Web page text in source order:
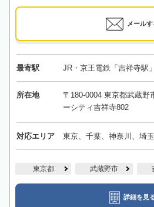
メールす
最寄駅 JR・京王電鉄「吉祥寺駅
所在地
〒180-0004 東京都武蔵
ーシティ吉祥寺802
対応エリア 東京、千葉、神奈川、埼
東京都 武蔵野市
詳細を見